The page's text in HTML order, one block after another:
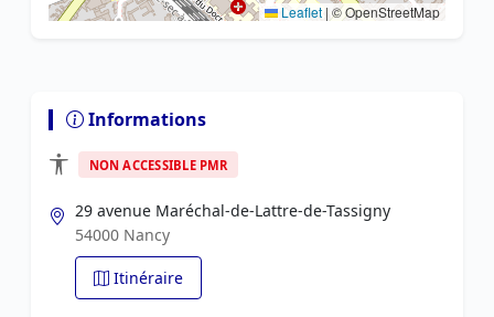
Leaflet | © OpenStreetMap
Informations
NON ACCESSIBLE PMR
29 avenue Maréchal-de-Lattre-de-Tassigny
54000 Nancy
Itinéraire